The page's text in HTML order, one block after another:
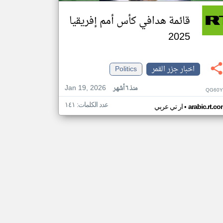
قائمة هدافي كأس أمم إفريقيا
2025
اخبار جزر القمر
Politics
Jan 19, 2026
منذ ٦ أشهر
ار تي عربي• عدد الكلمات: ١٤١